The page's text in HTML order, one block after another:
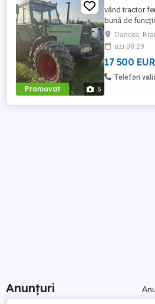
Promovat 5
vând tractor
bună de
plug lemken
multe detalii la
Oancea,
azi 08:29
17 500 EUR
Telefon
Anunțuri